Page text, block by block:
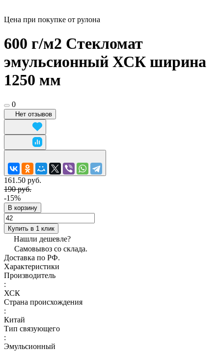
Цена при покупке от рулона
600 г/м2 Стекломат
эмульсионный ХСК ширина
1250 мм
0
Нет отзывов
161.50 руб.
190 руб.
-15%
В корзину
Купить в 1 клик
Нашли дешевле?
Самовывоз со склада.
Доставка по РФ.
Характеристики
Производитель
:
ХСК
Страна происхождения
:
Китай
Тип связующего
:
Эмульсионный